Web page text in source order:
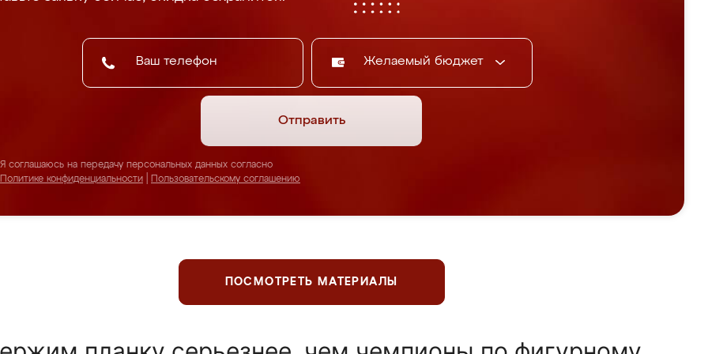
Желаемый бюджет
Отправить
Я соглашаюсь на передачу персональных данных согласно
Политике конфиденциальности
Пользовательскому соглашению
ПОСМОТРЕТЬ МАТЕРИАЛЫ